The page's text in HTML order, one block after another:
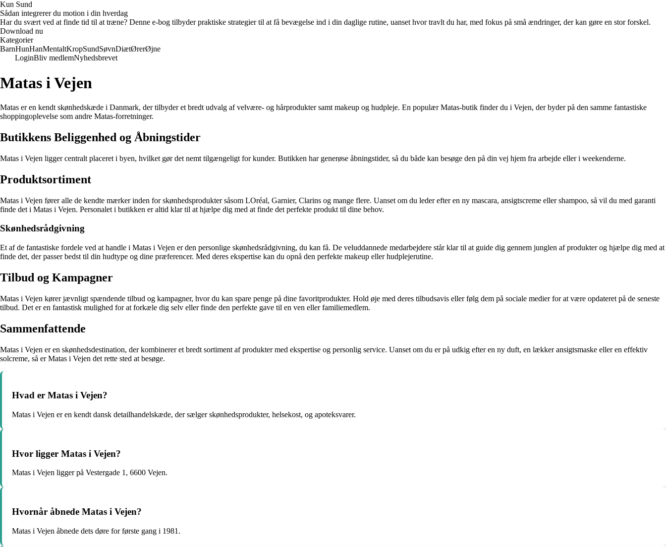
Kun Sund
Sådan integrerer du motion i din hverdag
Har du svært ved at finde tid til at træne? Denne e-bog tilbyder praktiske strategier til at få bevægelse ind i din daglige rutine, uanset hvor travlt du har, med fokus på små ændringer, der kan gøre en stor forskel.
Download nu
Kategorier
BarnHunHanMentaltKropSundSøvnDiætØrerØjne
LoginBliv medlemNyhedsbrevet
Matas i Vejen
Matas er en kendt skønhedskæde i Danmark, der tilbyder et bredt udvalg af velvære- og hårprodukter samt makeup og hudpleje. En populær Matas-butik finder du i Vejen, der byder på den samme fantastiske
shoppingoplevelse som andre Matas-forretninger.
Butikkens Beliggenhed og Åbningstider
Matas i Vejen ligger centralt placeret i byen, hvilket gør det nemt tilgængeligt for kunder. Butikken har generøse åbningstider, så du både kan besøge den på din vej hjem fra arbejde eller i weekenderne.
Produktsortiment
Matas i Vejen fører alle de kendte mærker inden for skønhedsprodukter såsom LOréal, Garnier, Clarins og mange flere. Uanset om du leder efter en ny mascara, ansigtscreme eller shampoo, så vil du med garanti
finde det i Matas i Vejen. Personalet i butikken er altid klar til at hjælpe dig med at finde det perfekte produkt til dine behov.
Skønhedsrådgivning
Et af de fantastiske fordele ved at handle i Matas i Vejen er den personlige skønhedsrådgivning, du kan få. De veluddannede medarbejdere står klar til at guide dig gennem junglen af produkter og hjælpe dig med at
finde det, der passer bedst til din hudtype og dine præferencer. Med deres ekspertise kan du opnå den perfekte makeup eller hudplejerutine.
Tilbud og Kampagner
Matas i Vejen kører jævnligt spændende tilbud og kampagner, hvor du kan spare penge på dine favoritprodukter. Hold øje med deres tilbudsavis eller følg dem på sociale medier for at være opdateret på de seneste
tilbud. Det er en fantastisk mulighed for at forkæle dig selv eller finde den perfekte gave til en ven eller familiemedlem.
Sammenfattende
Matas i Vejen er en skønhedsdestination, der kombinerer et bredt sortiment af produkter med ekspertise og personlig service. Uanset om du er på udkig efter en ny duft, en lækker ansigtsmaske eller en effektiv
solcreme, så er Matas i Vejen det rette sted at besøge.
Hvad er Matas i Vejen?
Matas i Vejen er en kendt dansk detailhandelskæde, der sælger skønhedsprodukter, helsekost, og apoteksvarer.
Hvor ligger Matas i Vejen?
Matas i Vejen ligger på Vestergade 1, 6600 Vejen.
Hvornår åbnede Matas i Vejen?
Matas i Vejen åbnede dets døre for første gang i 1981.